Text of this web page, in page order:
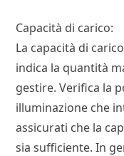
Capacità di carico:
La capacità di
indica la quantità
gestire. Verifica la
illuminazione che
assicurati che la
sia sufficiente. In